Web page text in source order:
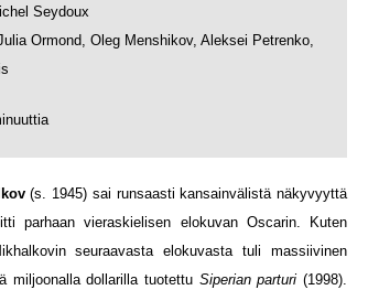
Seydoux
Ormond, Oleg Menshikov, Aleksei Petrenko,
(s. 1945) sai runsaasti kansainvälistä näkyvyyttä
parhaan vieraskielisen elokuvan Oscarin. Kuten
seuraavasta elokuvasta tuli massiivinen
miljoonalla dollarilla tuotettu Siperian parturi (1998).